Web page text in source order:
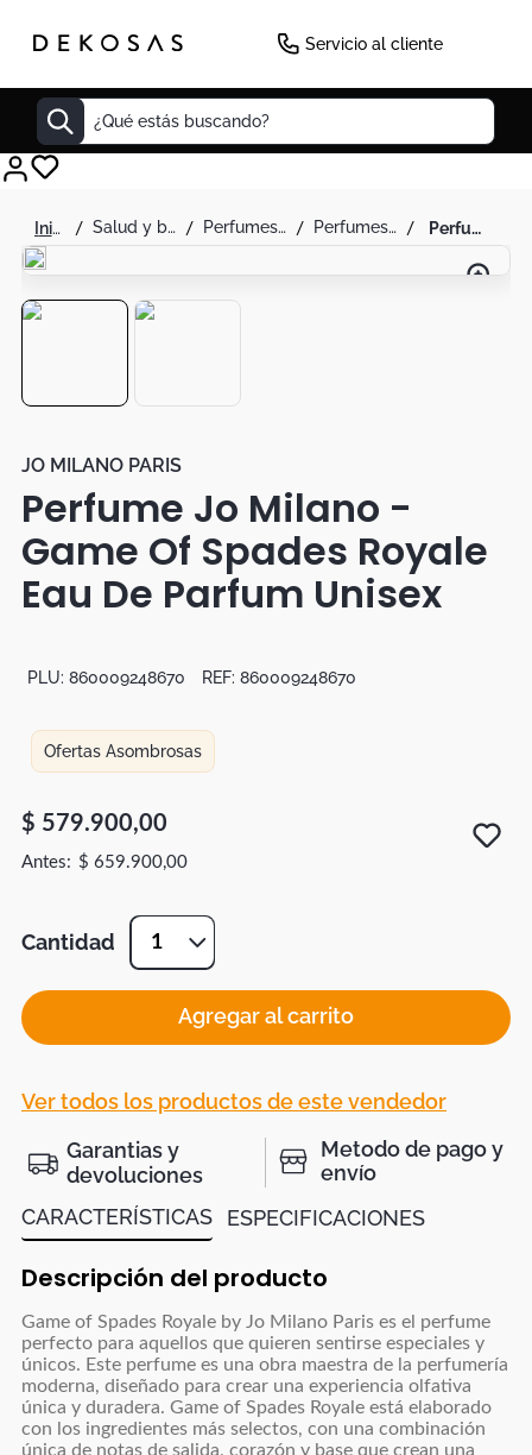
Servicio al cliente
¿Qué estás buscando?
salud y belleza perfumes y splash perfumes unisex perfume jo milano - game of spades royale eau de parfum unisex
JO MILANO PARIS
Perfume Jo Milano -
Game Of Spades Royale
Eau De Parfum Unisex
PLU: 860009248670 REF: 860009248670
Ofertas Asombrosas
$ 579.900,00
$ 659.900,00
Cantidad 1
Agregar al carrito
Ver todos los productos de este vendedor
Garantias y
devoluciones
Metodo de pago y
envío
CARACTERÍSTICAS
ESPECIFICACIONES
Descripción del producto
Game of Spades Royale by Jo Milano Paris es el perfume
perfecto para aquellos que quieren sentirse especiales y
únicos. Este perfume es una obra maestra de la perfumería
moderna, diseñado para crear una experiencia olfativa
única y duradera. Game of Spades Royale está elaborado
con los ingredientes más selectos, con una combinación
única de notas de salida, corazón y base que crean una
Decoracion
Cuadro
Sillas
Duvet
Botas
Dko